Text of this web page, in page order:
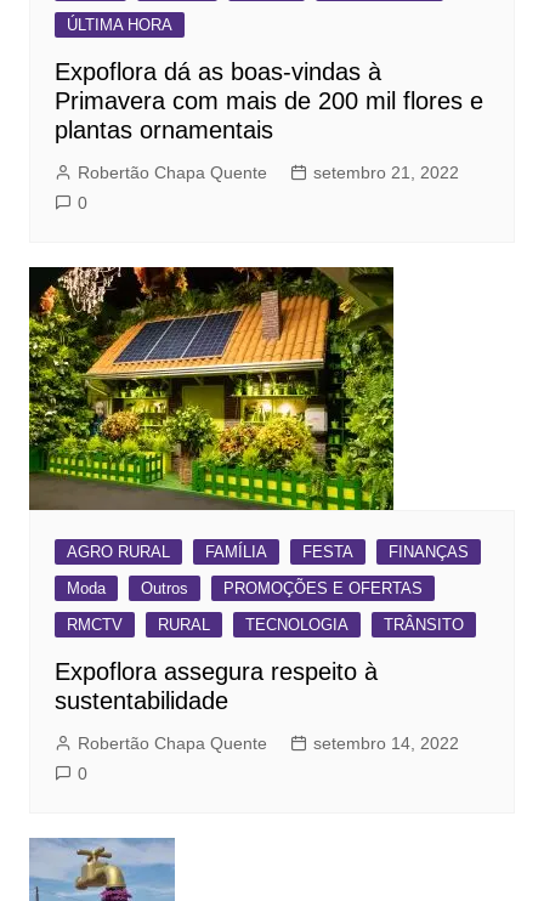
ÚLTIMA HORA
Expoflora dá as boas-vindas à
Primavera com mais de 200 mil flores e
plantas ornamentais
Robertão Chapa Quente
setembro 21, 2022
0
AGRO RURAL FAMÍLIA FESTA
FINANÇAS
Moda
Outros
PROMOÇÕES E OFERTAS
RMCTV
RURAL TECNOLOGIA TRÂNSITO
Expoflora assegura respeito à
sustentabilidade
Robertão Chapa Quente
setembro 14, 2022
0